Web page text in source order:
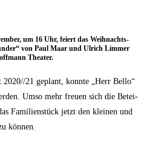
um 16 Uhr, fei­ert das Weih­nachts­
von Paul Maar und Ulrich Lim­mer
Theater.
​/​21 geplant, konn­te „Herr Bel­lo“
Umso mehr freu­en sich die Betei­
Fami­li­en­stück jetzt den klei­nen und
können.